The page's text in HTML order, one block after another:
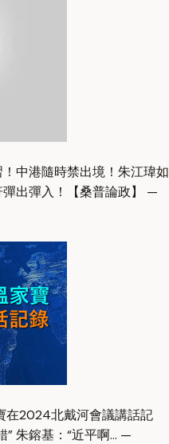
中港隨時禁出境！朱江瑋如
出彈入！【桑普論政】 —
在2024北戴河會議講話記
” 朱鎔基：“近平啊… —